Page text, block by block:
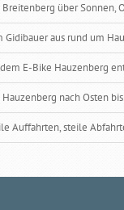
Breitenberg über Sonnen,
Gidibauer aus rund um
E-Bike Hauzenberg
Hauzenberg nach Osten
Auffahrten, steile